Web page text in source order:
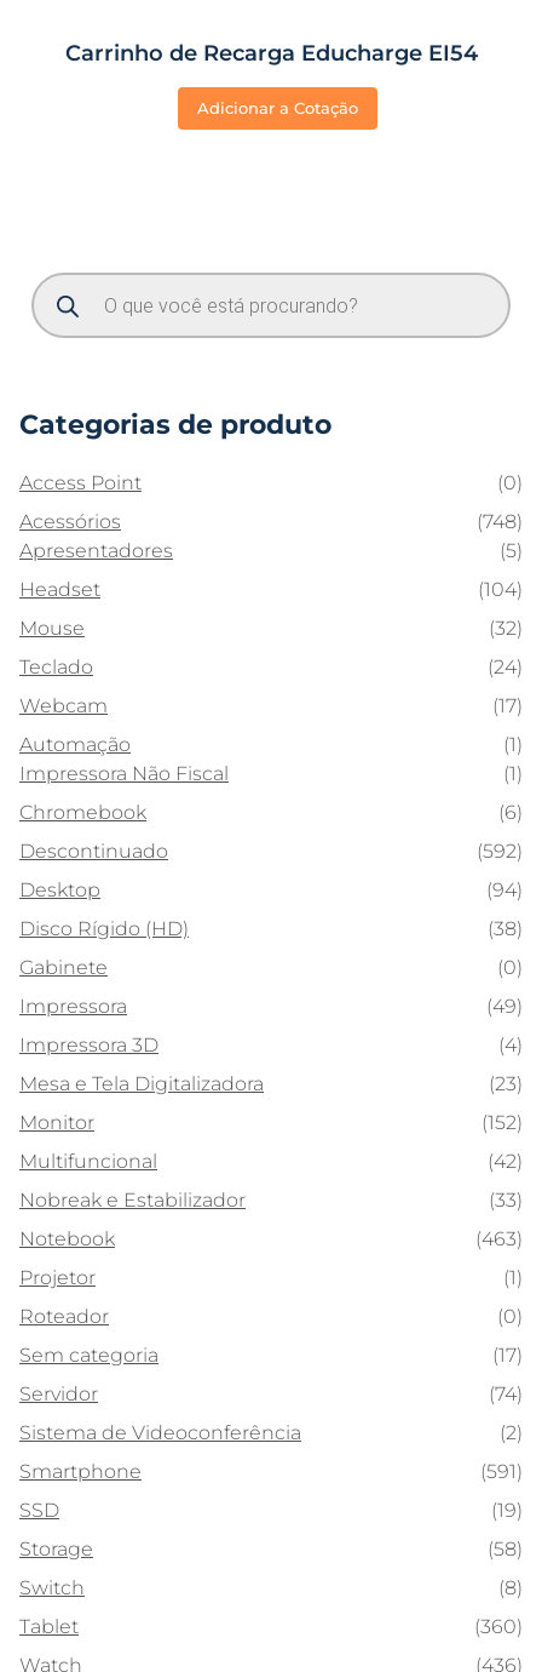
Carrinho de Recarga Educharge EI54
Adicionar a Cotação
Categorias de produto
Access Point
(0)
Acessórios
(748)
Apresentadores
(5)
Headset
(104)
Mouse
(32)
Teclado
(24)
Webcam
(17)
Automação
(1)
Impressora Não Fiscal
(1)
Chromebook
(6)
Descontinuado
(592)
Desktop
(94)
Disco Rígido (HD)
(38)
Gabinete
(0)
Impressora
(49)
Impressora 3D
(4)
Mesa e Tela Digitalizadora
(23)
Monitor
(152)
Multifuncional
(42)
Nobreak e Estabilizador
(33)
Notebook
(463)
Projetor
(1)
Roteador
(0)
Sem categoria
(17)
Servidor
(74)
Sistema de Videoconferência
(2)
Smartphone
(591)
SSD
(19)
Storage
(58)
Switch
(8)
Tablet
(360)
Watch
(436)